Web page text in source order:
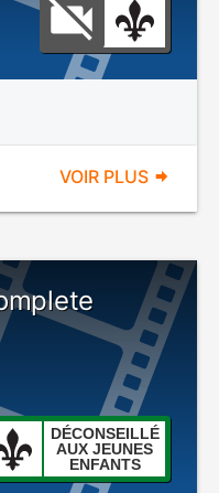
VOIR PLUS
DÉCONSEILLÉ
AUX JEUNES
ENFANTS